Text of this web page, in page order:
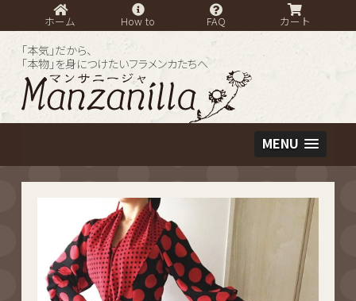
ホーム How to FAQ カート
「本気」だから、
「本物」を身につけたいフラメンカたちへ
MENU